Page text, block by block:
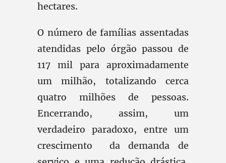
hectares.
O número de famílias assentadas
atendidas pelo órgão passou de
117 mil para aproximadamente
um milhão, totalizando cerca
quatro milhões de pessoas.
Encerrando, assim, um
verdadeiro paradoxo, entre um
crescimento da demanda de